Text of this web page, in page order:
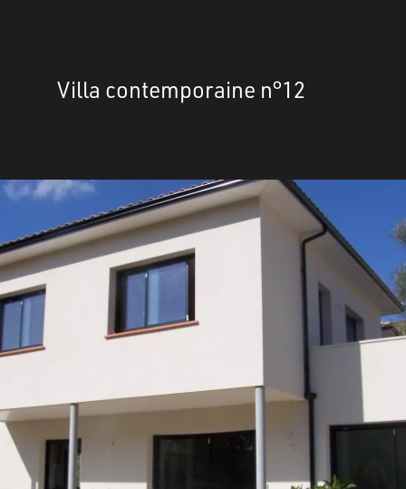
Villa contemporaine n°12